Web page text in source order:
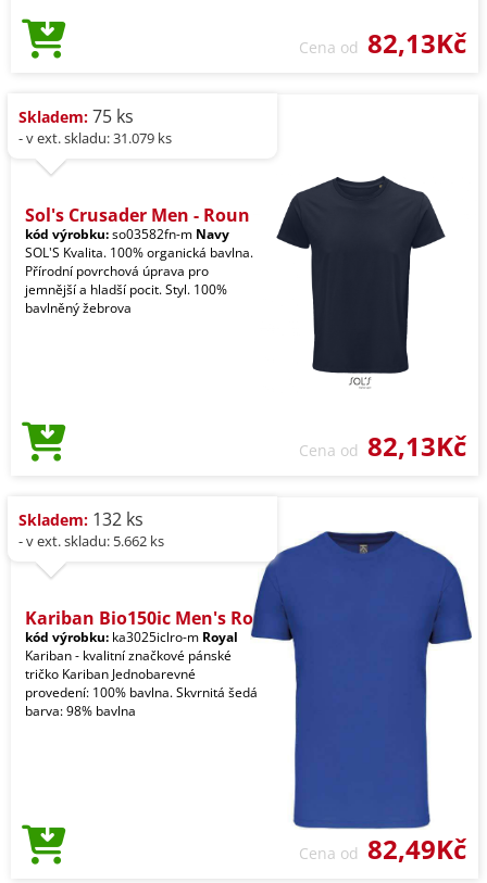
Cena od 82,13Kč
Skladem: 75 ks
- v ext. skladu: 31.079 ks
Sol's Crusader Men - Roun
kód výrobku:so03582fn-m Navy
SOL'S Kvalita. 100% organická bavlna.
Přírodní povrchová úprava pro
jemnější a hladší pocit. Styl. 100%
bavlněný žebrova
Cena od 82,13Kč
Skladem: 132 ks
- v ext. skladu: 5.662 ks
Kariban Bio150ic Men's Ro
kód výrobku: ka3025iclro-m Royal
Kariban - kvalitní značkové pánské
tričko Kariban Jednobarevné
provedení: 100% bavlna. Skvrnitá šedá
barva: 98% bavlna
Cena od 82,49Kč